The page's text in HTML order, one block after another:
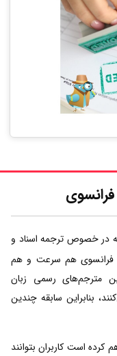
در خصوص ترجمه اسناد و
فرانسوی هم سرعت و هم
مترجم‌های رسمی زبان
بنابراین سابقه چندین
است کاربران بتوانند